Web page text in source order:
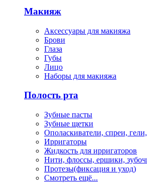
Макияж
Аксессуары для макияжа
Брови
Глаза
Губы
Лицо
Наборы для макияжа
Полость рта
Зубные пасты
Зубные щетки
Ополаскиватели, спреи,
Ирригаторы
Жидкость для ирригаторов
Нити, флоссы, ершики,
Протезы(фиксация и уход)
Смотреть ещё...